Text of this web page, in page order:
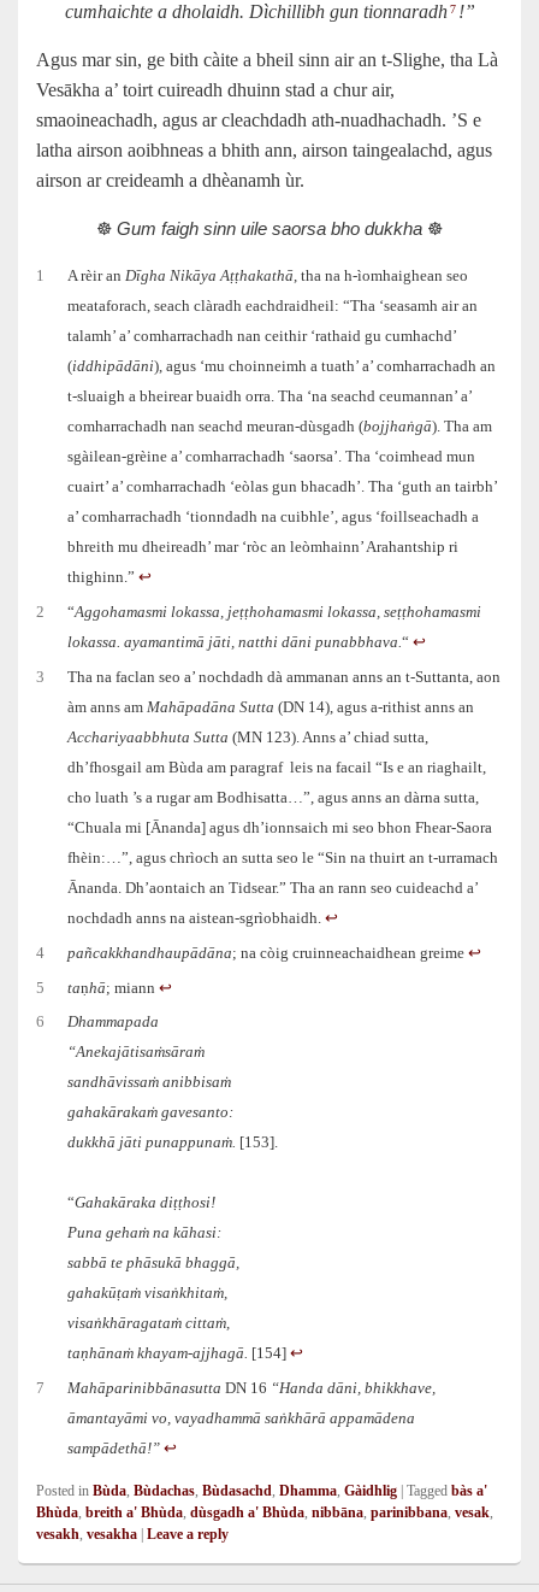
cumhaichte a dholaidh. Dìchillibh gun tionnaradh 7 !”
Agus mar sin, ge bith càite a bheil sinn air an t‑Slighe, tha Là
Vesākha a’ toirt cuireadh dhuinn stad a chur air,
smaoineachadh, agus ar cleachdadh ath‑nuadhachadh. ’S e
latha airson aoibhneas a bhith ann, airson taingealachd, agus
airson ar creideamh a dhèanamh ùr.
☸️ Gum faigh sinn uile saorsa bho dukkha ☸️
1 A rèir anDīgha Nikāya Aṭṭhakathā, tha na h‑ìomhaighean seo
meataforach, seach clàradh eachdraidheil: “Tha ‘seasamh air an
talamh’ a’ comharrachadh nan ceithir ‘rathaid gu cumhachd’
(iddhipādāni), agus ‘mu choinneimh a tuath’ a’ comharrachadh an
t‑sluaigh a bheirear buaidh orra. Tha ‘na seachd ceumannan’ a’
comharrachadh nan seachd meuran-dùsgadh (bojjhaṅgā). Tha am
sgàilean-grèine a’ comharrachadh ‘saorsa’. Tha ‘coimhead mun
cuairt’ a’ comharrachadh ‘eòlas gun bhacadh’. Tha ‘guth an tairbh’
a’ comharrachadh ‘tionndadh na cuibhle’, agus ‘foillseachadh a
bhreith mu dheireadh’ mar ‘ròc an leòmhainn’ Arahantship ri
thighinn.”↩︎
2 “Aggohamasmi lokassa, jeṭṭhohamasmi lokassa, seṭṭhohamasmi
lokassa. ayamantimā jāti, natthi dāni punabbhava.“↩︎
3
Tha na faclan seo a’ nochdadh dà ammanan anns an t-Suttanta, aon
àm anns amMahāpadāna Sutta (DN 14), agus a-rithist anns an
Acchariyaabbhuta Sutta (MN 123). Anns a’ chiad sutta,
dh’fhosgail am Bùda am paragraf leis na facail “Is e an riaghailt,
cho luath ’s a rugar am Bodhisatta…”, agus anns an dàrna sutta,
“Chuala mi [Ānanda] agus dh’ionnsaich mi seo bhon Fhear-Saora
fhèin:…”, agus chrìoch an sutta seo le “Sin na thuirt an t‑urramach
Ānanda. Dh’aontaich an Tidsear.” Tha an rann seo cuideachd a’
nochdadh anns na aistean-sgrìobhaidh.↩︎
4 pañcakkhandhaupādāna; na còig cruinneachaidhean greime↩︎
5 taṇhā; miann↩︎
6
Dhammapada
“Anekajātisaṁsāraṁ
sandhāvissaṁ anibbisaṁ
gahakārakaṁ gavesanto:
dukkhā jāti punappunaṁ. [153].
“Gahakāraka diṭṭhosi!
Puna gehaṁ na kāhasi:
sabbā te phāsukā bhaggā,
gahakūṭaṁ visaṅkhitaṁ,
visaṅkhāragataṁ cittaṁ,
taṇhānaṁ khayam-ajjhagā. [154]↩︎
7 MahāparinibbānasuttaDN 16 “Handa dāni, bhikkhave,
āmantayāmi vo, vayadhammā saṅkhārā appamādena
sampādethā!” ↩︎
Posted in Bùda, Bùdachas, Bùdasachd, Dhamma, Gàidhlig Tagged bàs a'
Bhùda, breith a' Bhùda, dùsgadh a' Bhùda, nibbāna, parinibbana, vesak,
vesakh, vesakha Leave a reply